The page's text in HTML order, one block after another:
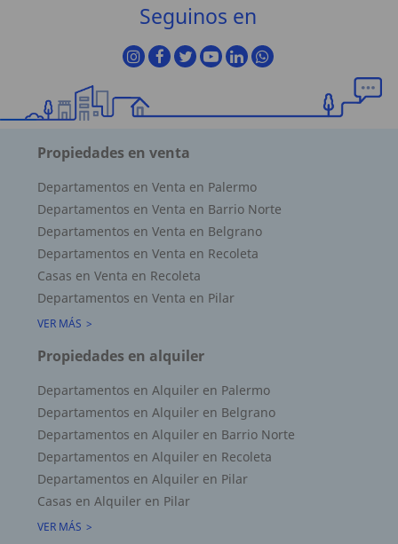
Seguinos en
Propiedades en venta
Departamentos en Venta en Palermo
Departamentos en Venta en Barrio Norte
Departamentos en Venta en Belgrano
Departamentos en Venta en Recoleta
Casas en Venta en Recoleta
Departamentos en Venta en Pilar
VER MÁS
Propiedades en alquiler
Departamentos en Alquiler en Palermo
Departamentos en Alquiler en Belgrano
Departamentos en Alquiler en Barrio Norte
Departamentos en Alquiler en Recoleta
Departamentos en Alquiler en Pilar
Casas en Alquiler en Pilar
VER MÁS